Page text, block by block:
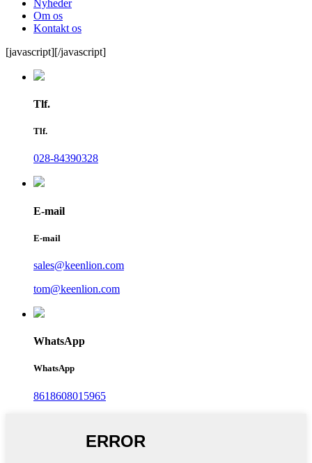
Nyheder
Om os
Kontakt os
[javascript][/javascript]
Tlf.
Tlf.
028-84390328
E-mail
E-mail
sales@keenlion.com
tom@keenlion.com
WhatsApp
WhatsApp
8618608015965